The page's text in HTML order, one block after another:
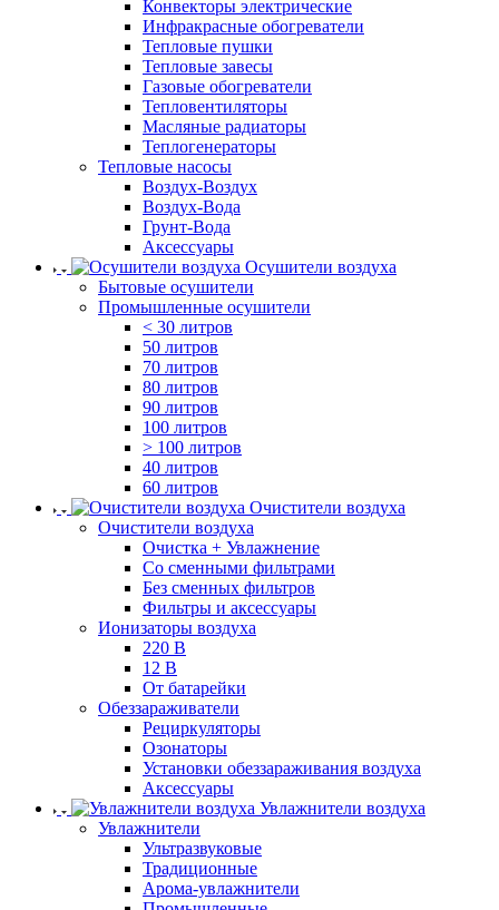
Конвекторы электрические
Инфракрасные обогреватели
Тепловые пушки
Тепловые завесы
Газовые обогреватели
Тепловентиляторы
Масляные радиаторы
Теплогенераторы
Тепловые насосы
Воздух-Воздух
Воздух-Вода
Грунт-Вода
Аксессуары
Осушители воздуха
Бытовые осушители
Промышленные осушители
< 30 литров
50 литров
70 литров
80 литров
90 литров
100 литров
> 100 литров
40 литров
60 литров
Очистители воздуха
Очистители воздуха
Очистка + Увлажнение
Cо сменными фильтрами
Без сменных фильтров
Фильтры и аксессуары
Ионизаторы воздуха
220 В
12 В
От батарейки
Обеззараживатели
Рециркуляторы
Озонаторы
Установки обеззараживания воздуха
Аксессуары
Увлажнители воздуха
Увлажнители
Ультразвуковые
Традиционные
Арома-увлажнители